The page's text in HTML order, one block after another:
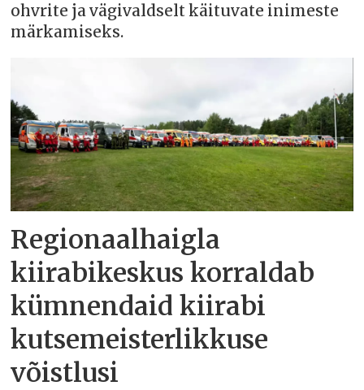
ohvrite ja vägivaldselt käituvate inimeste
märkamiseks.
Regionaalhaigla
kiirabikeskus korraldab
kümnendaid kiirabi
kutsemeisterlikkuse
võistlusi